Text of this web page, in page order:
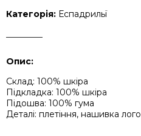
Категорія: Еспадрильї
Опис:
Склад: 100% шкіра
Підкладка: 100% шкіра
Підошва: 100% гума
Деталі: плетіння, нашивка лого